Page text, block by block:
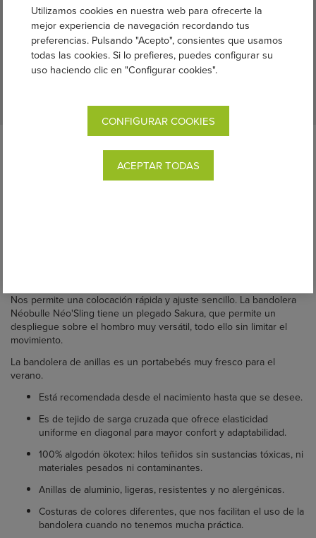
Descripción completa:
Nos permite una colocación rápida y ajuste sencillo. La bandolera
Néobulle Néo'Sling tiene un plegado Sakura, que permite un
despliegue sobre el hombro muy versátil, todo ello sin limitar el
movimiento.
La bandolera de anillas es un portabebés muy fresco para el
verano.
Está recomendada desde el nacimiento hasta que se desee.
Es de tejido de sarga cruzada que ofrece elasticidad
uniforme en diagonal para mayor confort y adaptabilidad.
100% algodón ökotex: hilos teñidos sin sustancias tóxicas, ni
materiales pesados ni contaminantes.
Anillas de aluminio, ligeras, resistentes y no alergénicas.
Costuras de colores diferentes, que nos facilitan el uso de la
bandolera cuando no tenemos mucha práctica.
Utilizamos cookies en nuestra web para ofrecerte la
mejor experiencia de navegación recordando tus
preferencias. Pulsando "Acepto", consientes que usamos
todas las cookies. Si lo prefieres, puedes configurar su
uso haciendo clic en "Configurar cookies".
CONFIGURAR COOKIES
ACEPTAR TODAS